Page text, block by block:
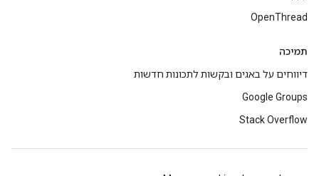
OpenThread
תמיכה
דיווחים על באגים ובקשות לתכונות חדשות
Google Groups
Stack Overflow